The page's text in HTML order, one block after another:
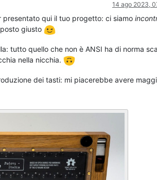
14 ago 2023,
qui il tuo progetto: ci siamo
giusto
tutto quello che non è ANSI ha di norma
nella nicchia.
dei tasti: mi piacerebbe avere